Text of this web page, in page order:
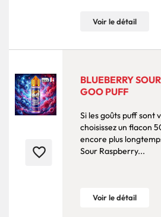
Voir le détail
favorite_border
BLUEBERRY
GOO PUFF
Si les goûts puff sont
choisissez un flacon
encore plus longtemps ! L' e-liquide
Sour Raspberry...
Voir le détail